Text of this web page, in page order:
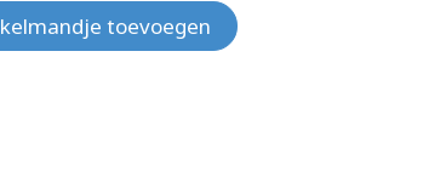
toevoegen